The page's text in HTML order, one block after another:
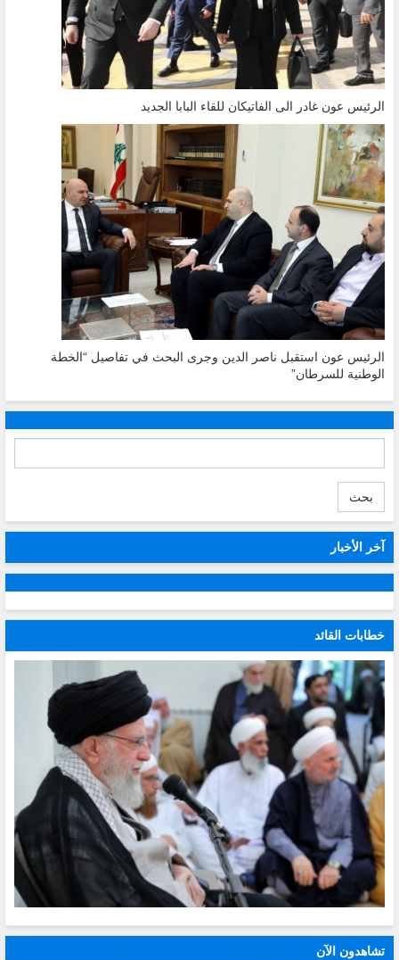
الرئيس عون غادر الى الفاتيكان للقاء البابا الجديد
الرئيس عون استقبل ناصر الدين وجرى البحث في تفاصيل “الخطة
الوطنية للسرطان”
بحث
آخر الأخبار
خطابات القائد
تشاهدون الآن